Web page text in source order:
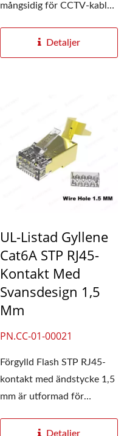
mångsidig för CCTV-kablar,
Detaljer
UL-Listad Gyllene
Cat6A STP RJ45-
Kontakt Med
Svansdesign 1,5
Mm
PN.CC-01-00021
Förgylld Flash STP RJ45-
kontakt med ändstycke 1,5
mm är utformad för
fältinstallation....
Detaljer